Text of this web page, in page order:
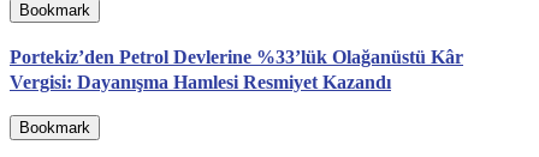
Bookmark
Portekiz’den Petrol Devlerine %33’lük Olağanüstü Kâr
Vergisi: Dayanışma Hamlesi Resmiyet Kazandı
Bookmark